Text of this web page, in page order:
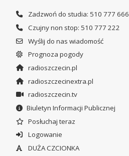
Zadzwoń do studia: 510 777 666
Czujny non stop: 510 777 222
Wyślij do nas wiadomość
Prognoza pogody
radioszczecin.pl
radioszczecinextra.pl
radioszczecin.tv
Biuletyn Informacji Publicznej
Posłuchaj teraz
Logowanie
DUŻA CZCIONKA